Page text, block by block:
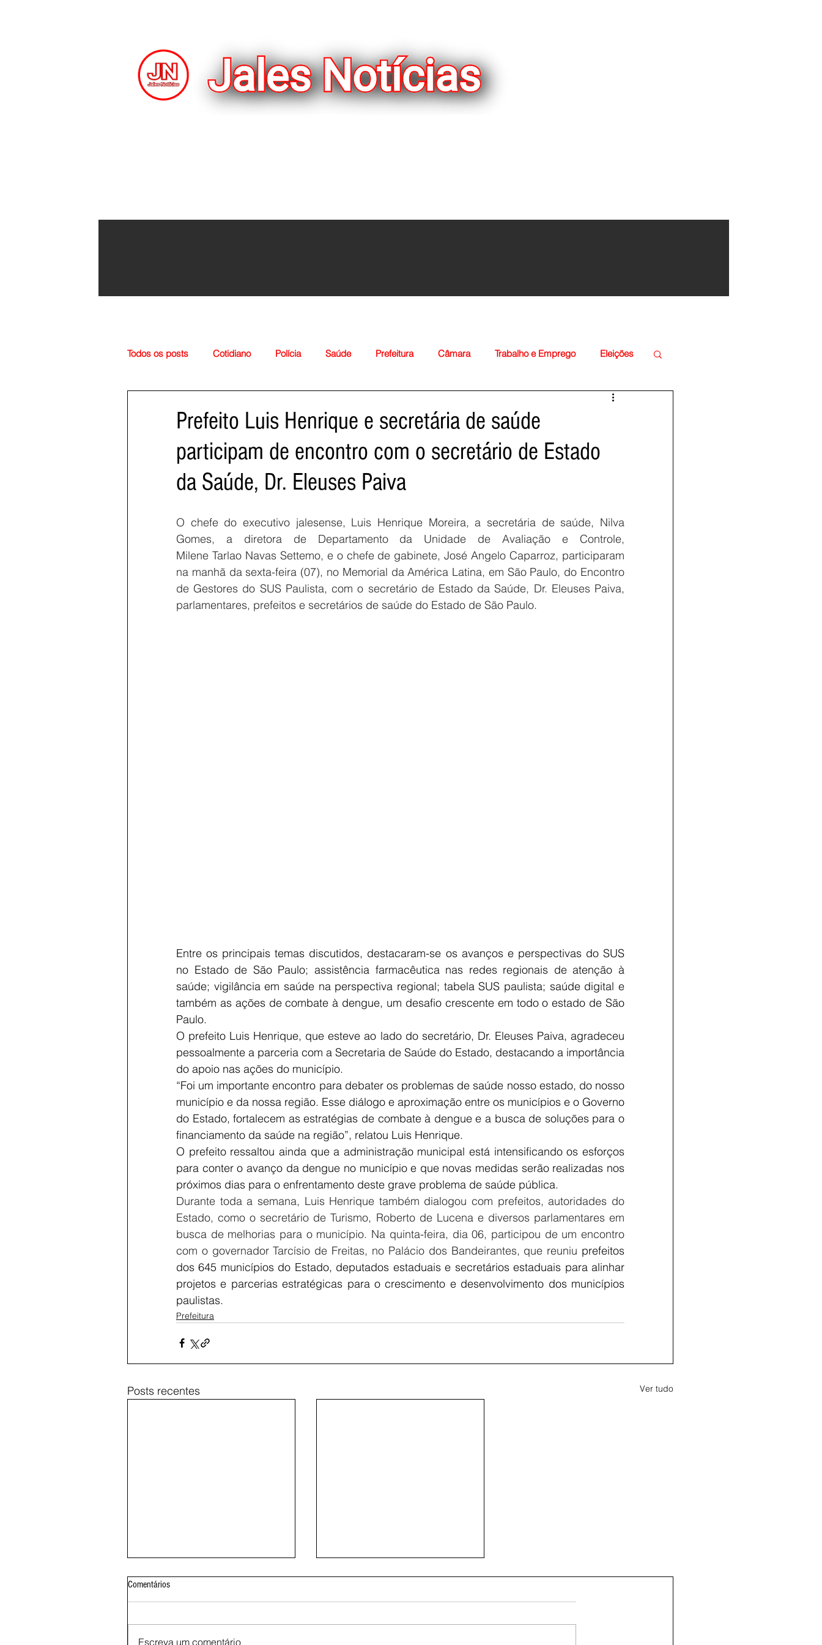
Voltar
Todos os posts Cotidiano Polícia Saúde Prefeitura Câmara Trabalho e Emprego Eleições
Prefeito Luis Henrique e secretária de saúde
participam de encontro com o secretário de Estado
da Saúde, Dr. Eleuses Paiva
O chefe do executivo jalesense, Luis Henrique Moreira, a secretária de saúde, Nilva
Gomes, a diretora de Departamento da Unidade de Avaliação e Controle,
Milene Tarlao Navas Settemo, e o chefe de gabinete, José Angelo Caparroz, participaram
na manhã da sexta-feira (07), no Memorial da América Latina, em São Paulo, do Encontro
de Gestores do SUS Paulista, com o secretário de Estado da Saúde, Dr. Eleuses Paiva,
parlamentares, prefeitos e secretários de saúde do Estado de São Paulo.
Entre os principais temas discutidos, destacaram-se os avanços e perspectivas do SUS
no Estado de São Paulo; assistência farmacêutica nas redes regionais de atenção à
saúde; vigilância em saúde na perspectiva regional; tabela SUS paulista; saúde digital e
também as ações de combate à dengue, um desafio crescente em todo o estado de São
Paulo.
O prefeito Luis Henrique, que esteve ao lado do secretário, Dr. Eleuses Paiva, agradeceu
pessoalmente a parceria com a Secretaria de Saúde do Estado, destacando a importância
do apoio nas ações do município.
“Foi um importante encontro para debater os problemas de saúde nosso estado, do nosso
município e da nossa região. Esse diálogo e aproximação entre os municípios e o Governo
do Estado, fortalecem as estratégias de combate à dengue e a busca de soluções para o
financiamento da saúde na região”, relatou Luis Henrique.
O prefeito ressaltou ainda que a administração municipal está intensificando os esforços
para conter o avanço da dengue no município e que novas medidas serão realizadas nos
próximos dias para o enfrentamento deste grave problema de saúde pública.
Durante toda a semana, Luis Henrique também dialogou com prefeitos, autoridades do
Estado, como o secretário de Turismo, Roberto de Lucena e diversos parlamentares em
busca de melhorias para o município. Na quinta-feira, dia 06, participou de um encontro
com o governador Tarcísio de Freitas, no Palácio dos Bandeirantes, que reuniu prefeitos
dos 645 municípios do Estado, deputados estaduais e secretários estaduais para alinhar
projetos e parcerias estratégicas para o crescimento e desenvolvimento dos municípios
paulistas.
Prefeitura
Posts recentes Ver tudo
Comentários
Escreva um comentário